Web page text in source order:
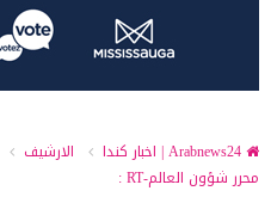
الارشيف
محرر شؤون العالم-RT :